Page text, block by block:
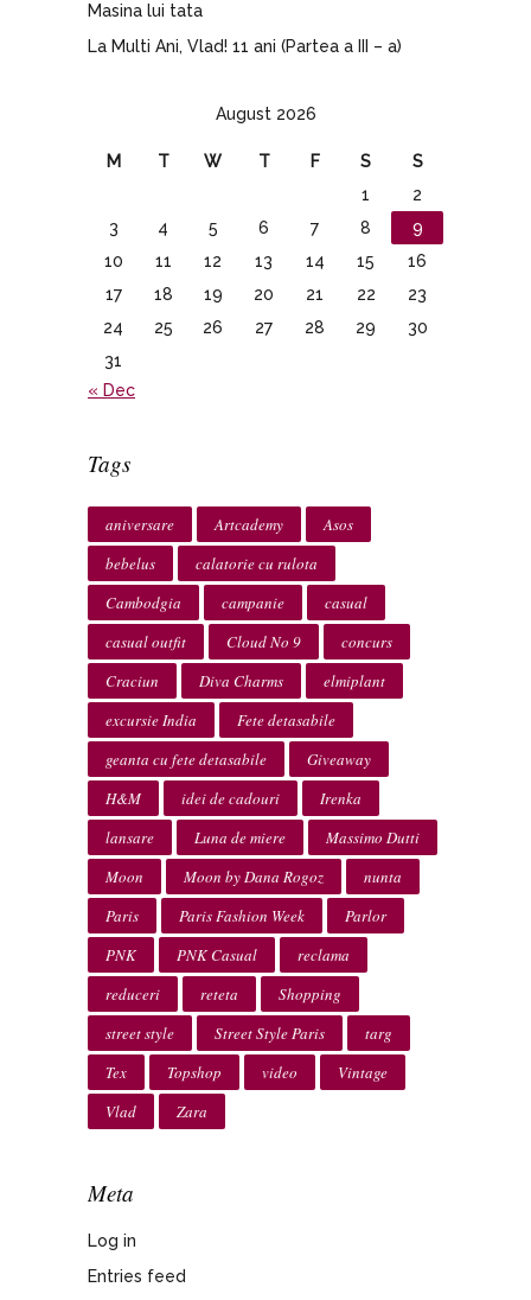
Masina lui tata
La Multi Ani, Vlad! 11 ani (Partea a III – a)
August 2026
M T W T F S
S
1
2
3
4 5 6 7 8
9
10
11 12 13 14 15
16
17
18 19 20 21 22
23
24
25 26 27 28 29
30
31
« Dec
Tags
aniversare Artcademy
Asos
bebelus
calatorie cu rulota
Cambodgia
campanie
casual
casual outfit
Cloud No 9
concurs
Craciun
Diva Charms
elmiplant
excursie India
Fete detasabile
geanta cu fete detasabile
Giveaway
H&M
idei de cadouri
Irenka
lansare
Luna de miere
Massimo Dutti
Moon
Moon by Dana Rogoz
nunta
Paris
Paris Fashion Week
Parlor
PNK
PNK Casual
reclama
reduceri
reteta
Shopping
street style
Street Style Paris
targ
Tex
Topshop video
Vintage
Vlad
Zara
Meta
Log in
Entries feed